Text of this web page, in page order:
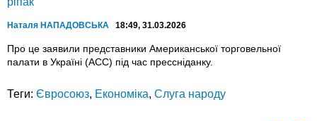
Наталя НАПАДОВСЬКА 18:49, 31.03.2026
Про це заявили представники Американської торговельної
палати в Україні (ACC) під час прессніданку.
Теги: Євросоюз, Економіка, Слуга народу